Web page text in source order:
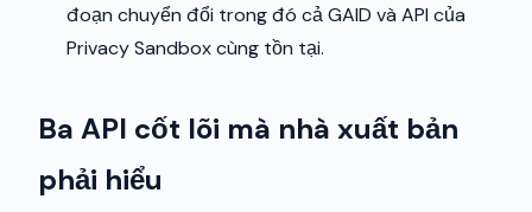
đoạn chuyển đổi trong đó cả GAID và API của
Privacy Sandbox cùng tồn tại.
Ba API cốt lõi mà nhà xuất bản
phải hiểu